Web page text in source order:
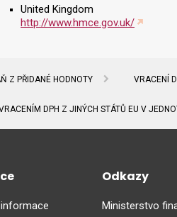
United Kingdom
http://www.hmce.gov.uk/
Z PŘIDANÉ HODNOTY VRACENÍ
DPH Z JINÝCH STÁTŮ EU V
Odkazy
Ministerstvo